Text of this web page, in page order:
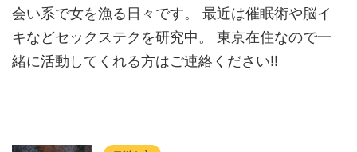
会い系で女を漁る日々です。 最近は催眠術や脳イ
キなどセックステクを研究中。 東京在住なので一
緒に活動してくれる方はご連絡ください!!